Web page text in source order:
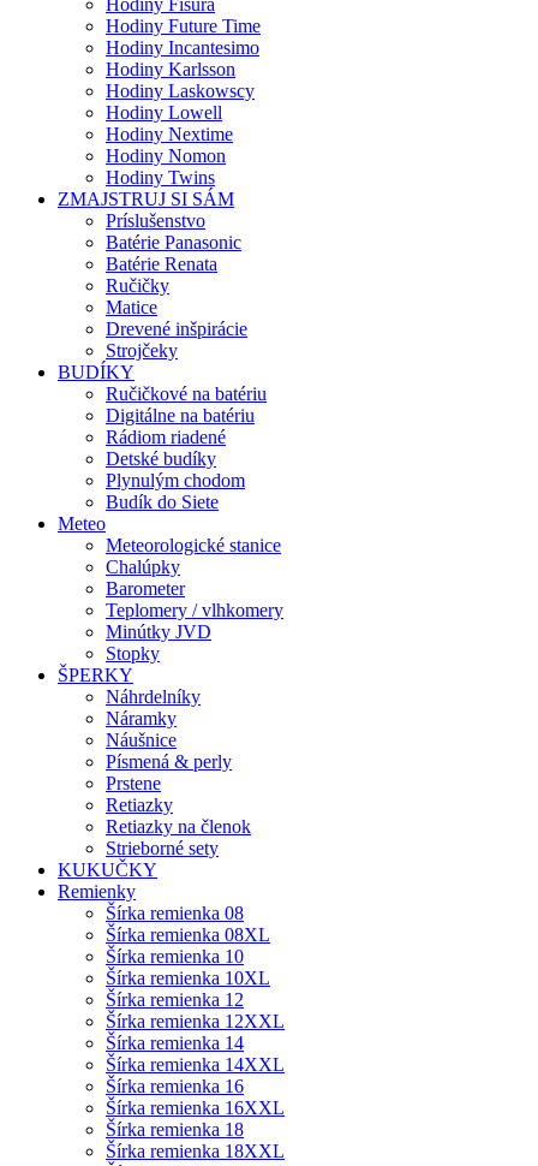
Hodiny Fisura
Hodiny Future Time
Hodiny Incantesimo
Hodiny Karlsson
Hodiny Laskowscy
Hodiny Lowell
Hodiny Nextime
Hodiny Nomon
Hodiny Twins
ZMAJSTRUJ SI SÁM
Príslušenstvo
Batérie Panasonic
Batérie Renata
Ručičky
Matice
Drevené inšpirácie
Strojčeky
BUDÍKY
Ručičkové na batériu
Digitálne na batériu
Rádiom riadené
Detské budíky
Plynulým chodom
Budík do Siete
Meteo
Meteorologické stanice
Chalúpky
Barometer
Teplomery / vlhkomery
Minútky JVD
Stopky
ŠPERKY
Náhrdelníky
Náramky
Náušnice
Písmená & perly
Prstene
Retiazky
Retiazky na členok
Strieborné sety
KUKUČKY
Remienky
Šírka remienka 08
Šírka remienka 08XL
Šírka remienka 10
Šírka remienka 10XL
Šírka remienka 12
Šírka remienka 12XXL
Šírka remienka 14
Šírka remienka 14XXL
Šírka remienka 16
Šírka remienka 16XXL
Šírka remienka 18
Šírka remienka 18XXL